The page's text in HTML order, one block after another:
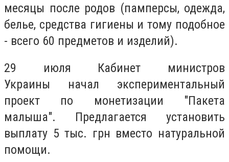
месяцы после родов (памперсы, одежда,
белье, средства гигиены и тому подобное
- всего 60 предметов и изделий).
29 июля Кабинет министров
Украины начал экспериментальный
проект по монетизации "Пакета
малыша". Предлагается установить
выплату 5 тыс. грн вместо натуральной
помощи.